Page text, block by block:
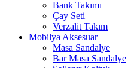
Bank Takımı
Çay Seti
Verzalit Takım
Mobilya Aksesuar
Masa Sandalye
Bar Masa Sandalye